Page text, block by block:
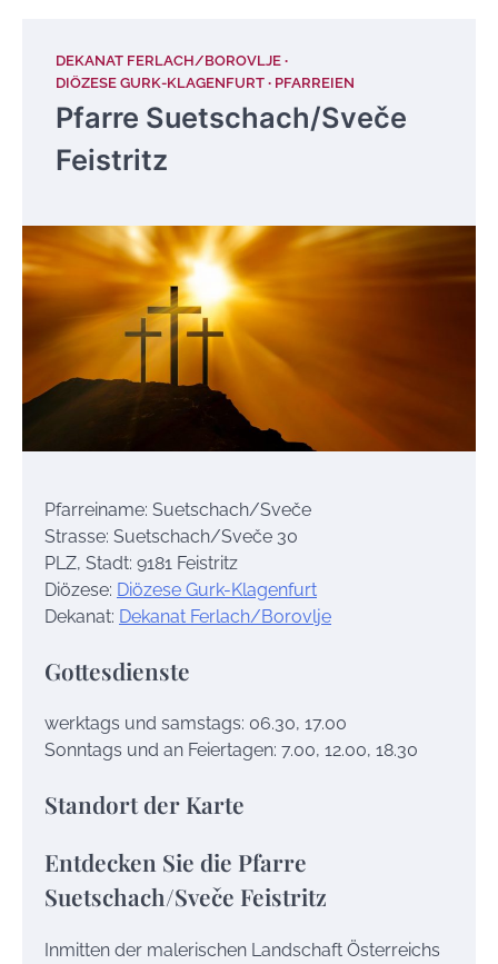
DEKANAT FERLACH/BOROVLJE
DIÖZESE GURK-KLAGENFURT
PFARREIEN
Pfarre Suetschach/Sveče
Feistritz
Pfarreiname: Suetschach/Sveče
Strasse: Suetschach/Sveče 30
PLZ, Stadt: 9181 Feistritz
Diözese: Diözese Gurk-Klagenfurt
Dekanat: Dekanat Ferlach/Borovlje
Gottesdienste
werktags und samstags: 06.30, 17.00
Sonntags und an Feiertagen: 7.00, 12.00, 18.30
Standort der Karte
Entdecken Sie die Pfarre
Suetschach/Sveče Feistritz
Inmitten der malerischen Landschaft Österreichs